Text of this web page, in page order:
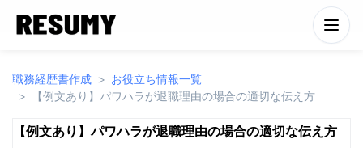
職務経歴書作成
お役立ち情報一覧
【例文あり】パワハラが退職理由の場合の適切な伝え方
【例文あり】パワハラが退職理由の場合の適切な伝え方